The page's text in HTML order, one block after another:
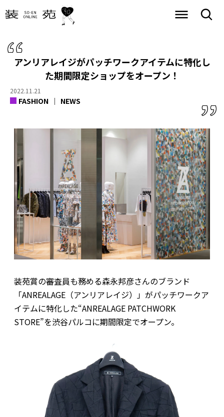
アンリアレイジがパッチワークアイテムに特化し
た期間限定ショップをオープン！
2022.11.21
FASHION NEWS
装苑賞の審査員も務める森永邦彦さんのブランド
「ANREALAGE（アンリアレイジ）」がパッチワークア
イテムに特化した“ANREALAGE PATCHWORK
STORE”を渋谷パルコに期間限定でオープン。